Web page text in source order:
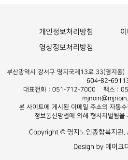
개인정보처리방침
영상정보처리방침
부산광역시 강서구 명지국제13로 33(명지
604-82-
대표전화 : 051-712-7000 팩스 :
본 사이트에 게시된 이메일 주소의 자동
정보통신망법에 의해 형사처벌됨을
Copyright © 명지노인종합복지관
Design by 메이크